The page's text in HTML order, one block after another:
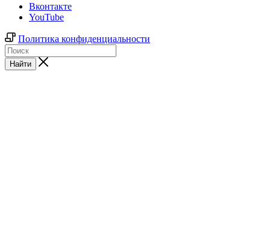
Вконтакте
YouTube
Политика конфиденциальности
Найти